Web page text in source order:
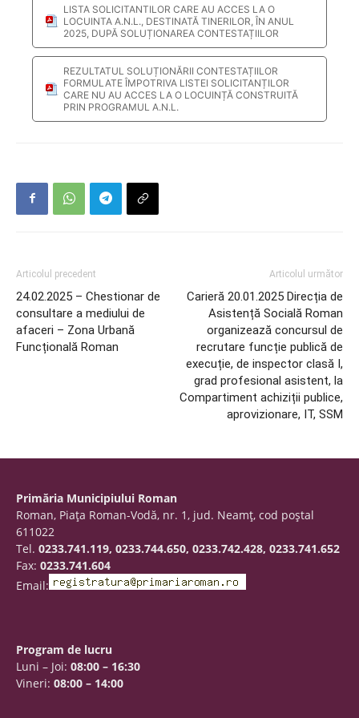
LISTA SOLICITANTILOR CARE AU ACCES LA O
LOCUINTA A.N.L., DESTINATĂ TINERILOR, ÎN ANUL
2025, DUPĂ SOLUȚIONAREA CONTESTAȚIILOR
REZULTATUL SOLUȚIONĂRII CONTESTAȚIILOR
FORMULATE ÎMPOTRIVA LISTEI SOLICITANȚILOR
CARE NU AU ACCES LA O LOCUINȚĂ CONSTRUITĂ
PRIN PROGRAMUL A.N.L.
Articolul precedent
24.02.2025 – Chestionar de
consultare a mediului de
afaceri – Zona Urbană
Funcțională Roman
Articolul următor
Carieră 20.01.2025 Direcția de
Asistență Socială Roman
organizează concursul de
recrutare funcție publică de
execuție, de inspector clasă I,
grad profesional asistent, la
Compartiment achiziții publice,
aprovizionare, IT, SSM
Primăria Municipiului Roman
Roman, Piaţa Roman-Vodă, nr. 1, jud. Neamţ, cod poştal
611022
Tel. 0233.741.119, 0233.744.650, 0233.742.428, 0233.741.652
Fax: 0233.741.604
Email:
Program de lucru
Luni – Joi: 08:00 – 16:30
Vineri: 08:00 – 14:00